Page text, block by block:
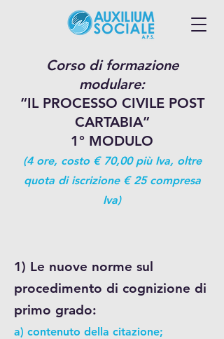
Corso di formazione
modulare:
“IL PROCESSO CIVILE POST
CARTABIA”
1° MODULO
(4 ore, costo € 70,00 più Iva, oltre
quota di iscrizione € 25 compresa
Iva)
1) Le nuove norme sul
procedimento di cognizione di
primo grado:
a) contenuto della citazione;